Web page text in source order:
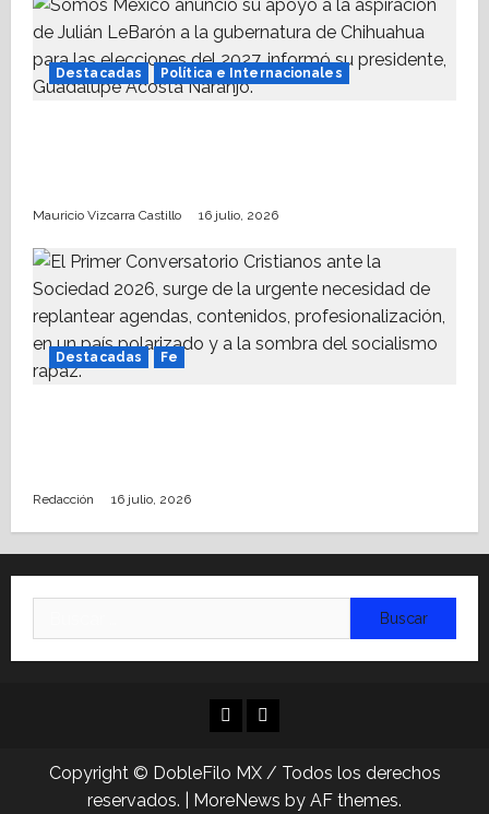
Destacadas Política e Internacionales
Mauricio Vizcarra Castillo 16 julio, 2026
Destacadas Fe
Redacción 16 julio, 2026
FacebookLinkedin
Copyright © DobleFilo MX / Todos los derechos
reservados.
MoreNews by AF themes.